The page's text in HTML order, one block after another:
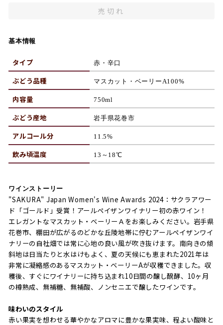
売切れ
基本情報
タイプ 赤・辛口
ぶどう品種 マスカット・ベーリーA100%
内容量 750ml
ぶどう産地 岩手県花巻市
アルコール分 11.5%
飲み頃温度 13～18℃
ワインストーリー
"SAKURA" Japan Women's Wine Awards 2024：サクラアワー
ド「ゴールド」受賞！アールペイザンワイナリー初の赤ワイン！
エレガントなマスカット・ベーリーＡをお楽しみください。岩手県
花巻市、棚田が広がるのどかな丘陵地帯に佇むアールペイザンワイ
ナリーの自社畑では常に心地の良い風が吹き抜けます。南向きの傾
斜地は日当たりと水はけもよく、夏の天候にも恵まれた2021年は
非常に凝縮感のあるマスカット・ベーリーAが収穫できました。収
穫後、すぐにワイナリーに持ち込まれ10日間の醸し醗酵、10ヶ月
の樽熟成、無補糖、無補酸、ノンセニエで醸したワインです。
味わいのスタイル
赤い果実を想わせる華やかなアロマに豊かな果実味、程よい酸味と